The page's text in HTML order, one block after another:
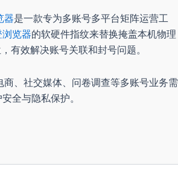
器是一款专为多账号多平台矩阵运营工
览器的软硬件指纹来替换掩盖本机物理
有效解决账号关联和封号问题。
商、社交媒体、问卷调查等多账号业务需
全与隐私保护。